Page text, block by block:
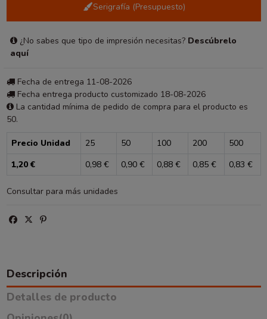
Serigrafía (Presupuesto)
¿No sabes que tipo de impresión necesitas?Descúbrelo
aquí
Fecha de entrega 11-08-2026
Fecha entrega producto customizado 18-08-2026
La cantidad mínima de pedido de compra para el producto es
50.
Precio Unidad 25 50 100 200
500
1,20 €
0,98 € 0,90 € 0,88 € 0,85 € 0,83 €
Consultar para más unidades
Descripción
Detalles de producto